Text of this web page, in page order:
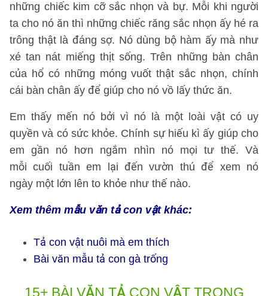
những chiếc kim cỡ sắc nhọn và bự. Mỗi khi người
ta cho nó ăn thì những chiếc răng sắc nhọn ấy hé ra
trông thật là đáng sợ. Nó dùng bộ hàm ấy mà như
xé tan nát miếng thịt sống. Trên những bàn chân
của hổ có những móng vuốt thật sắc nhọn, chính
cái bàn chân ấy để giúp cho nó vồ lấy thức ăn.
Em thấy mến nó bởi vì nó là một loài vật có uy
quyền và có sức khỏe. Chính sự hiếu kì ấy giúp cho
em gần nó hơn ngắm nhìn nó mọi tư thế. Và
mỗi cuối tuần em lại đến vườn thú để xem nó
ngày một lớn lên to khỏe như thế nào.
Xem thêm mẫu văn tả con vật khác:
Tả con vật nuôi mà em thích
Bài văn mẫu tả con gà trống
15+ BÀI VĂN TẢ CON VẬT TRONG